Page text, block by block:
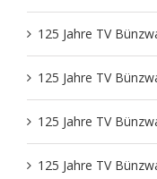
Kinderturnen
Liga Rückblick
125 Jahre TV
125 Jahre TV
125 Jahre TV
125 Jahre TV